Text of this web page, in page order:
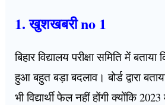
1. खुशखबरी no 1
बिहार विद्यालय परीक्षा समिति में
हुआ बहुत बड़ा बदलाव। बोर्ड द्वारा
भी विद्यार्थी फेल नहीं होंगी क्योंकि